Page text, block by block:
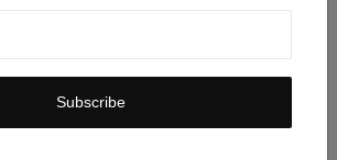
Subscribe